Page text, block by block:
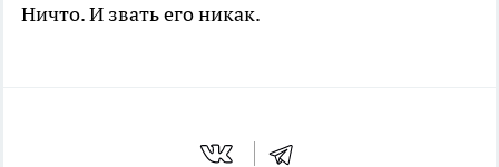
Ничто. И звать его никак.